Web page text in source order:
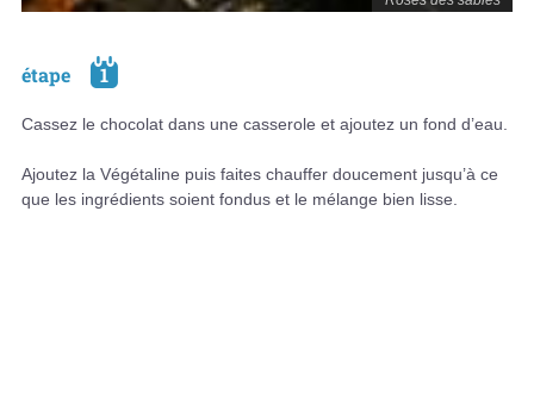
étape 1
Cassez le chocolat dans une casserole et ajoutez un fond d’eau.
Ajoutez la Végétaline puis faites chauffer doucement jusqu’à ce
que les ingrédients soient fondus et le mélange bien lisse.